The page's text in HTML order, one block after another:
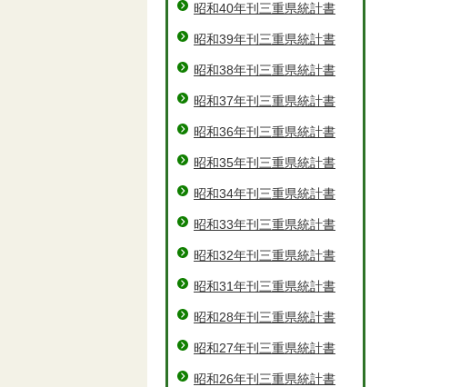
昭和40年刊三重県統計書
昭和39年刊三重県統計書
昭和38年刊三重県統計書
昭和37年刊三重県統計書
昭和36年刊三重県統計書
昭和35年刊三重県統計書
昭和34年刊三重県統計書
昭和33年刊三重県統計書
昭和32年刊三重県統計書
昭和31年刊三重県統計書
昭和28年刊三重県統計書
昭和27年刊三重県統計書
昭和26年刊三重県統計書